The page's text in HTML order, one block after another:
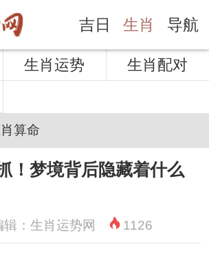
吉日 生肖 导航
生肖运势
生肖配对
算命
！梦境背后隐藏着什么
：生肖运势网 1126